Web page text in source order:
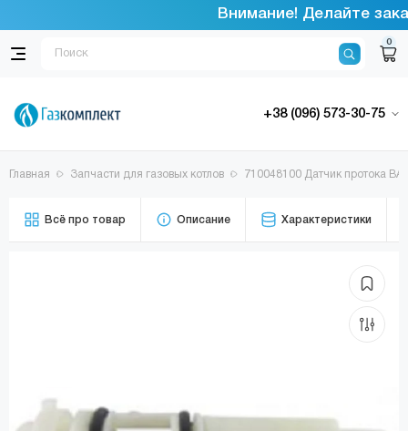
Внимание! Делайте
0
+38 (096) 573-30-75
Главная Запчасти для газовых котлов 710048100 Датчик протока
Всё про товар Описание Характеристики